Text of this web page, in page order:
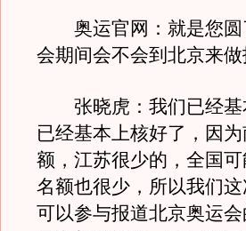
奥运官网：就是您圆
会期间会不会到北京来做
张晓虎：我们已经基
已经基本上核好了，因
额，江苏很少的，全国
名额也很少，所以我们
可以参与报道北京奥运